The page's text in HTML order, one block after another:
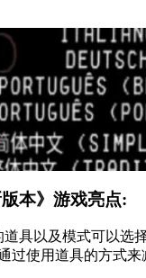
版本》游戏亮点:
道具以及模式可以选
过使用道具的方式来